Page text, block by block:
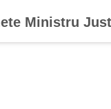
Ministru